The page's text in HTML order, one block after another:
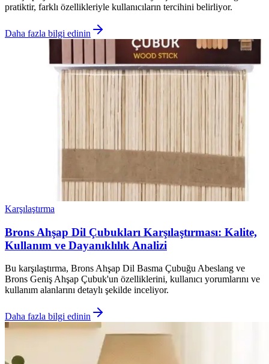
pratiktir, farklı özellikleriyle kullanıcıların tercihini belirliyor.
Daha fazla bilgi edinin
Karşılaştırma
Brons Ahşap Dil Çubukları Karşılaştırması: Kalite,
Kullanım ve Dayanıklılık Analizi
Bu karşılaştırma, Brons Ahşap Dil Basma Çubuğu Abeslang ve
Brons Geniş Ahşap Çubuk'un özelliklerini, kullanıcı yorumlarını ve
kullanım alanlarını detaylı şekilde inceliyor.
Daha fazla bilgi edinin